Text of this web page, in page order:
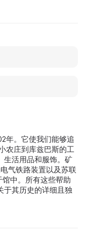
年。它使我们能够追
农庄到库兹巴斯的工
生活用品和服饰。矿
气铁路装置以及苏联
中。所有这些帮助
于其历史的详细且独